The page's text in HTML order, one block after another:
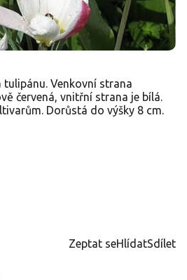
Venkovní strana
červená, vnitřní strana je bílá.
Dorůstá do výšky 8 cm.
Zeptat seHlídatSdílet